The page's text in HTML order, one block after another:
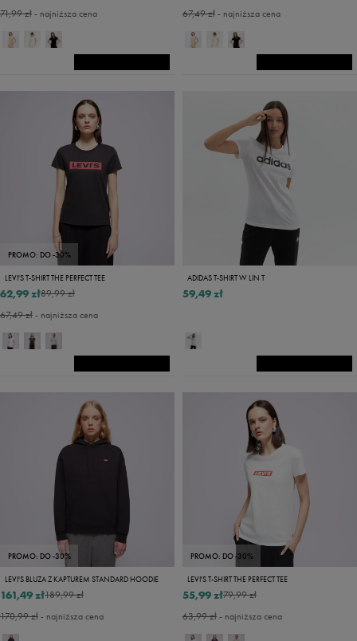
71,99 zł- najniższa cena 67,49 zł- najniższa cena
PROMO: DO -30%
LEVI'S T-SHIRT THE PERFECT TEE
89,99 zł
62,99 zł
67,49 zł- najniższa cena
ADIDAS T-SHIRT W LIN T
59,49 zł
PROMO: DO -30%
LEVI'S BLUZA Z KAPTUREM STANDARD HOODIE
189,99 zł
161,49 zł
170,99 zł- najniższa cena
PROMO: DO -30%
LEVI'S T-SHIRT THE PERFECT TEE
79,99 zł
55,99 zł
63,99 zł- najniższa cena